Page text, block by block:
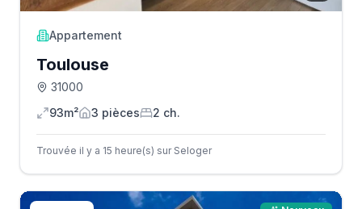
Appartement
Toulouse
31000
93m²
3 pièces 2 ch.
Trouvée il y a 15 heure(s) sur Seloger